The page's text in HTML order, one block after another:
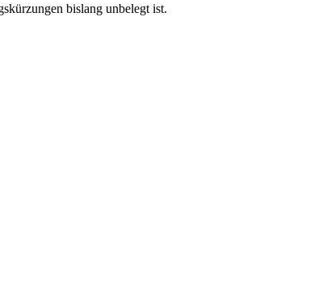
bislang unbelegt ist.